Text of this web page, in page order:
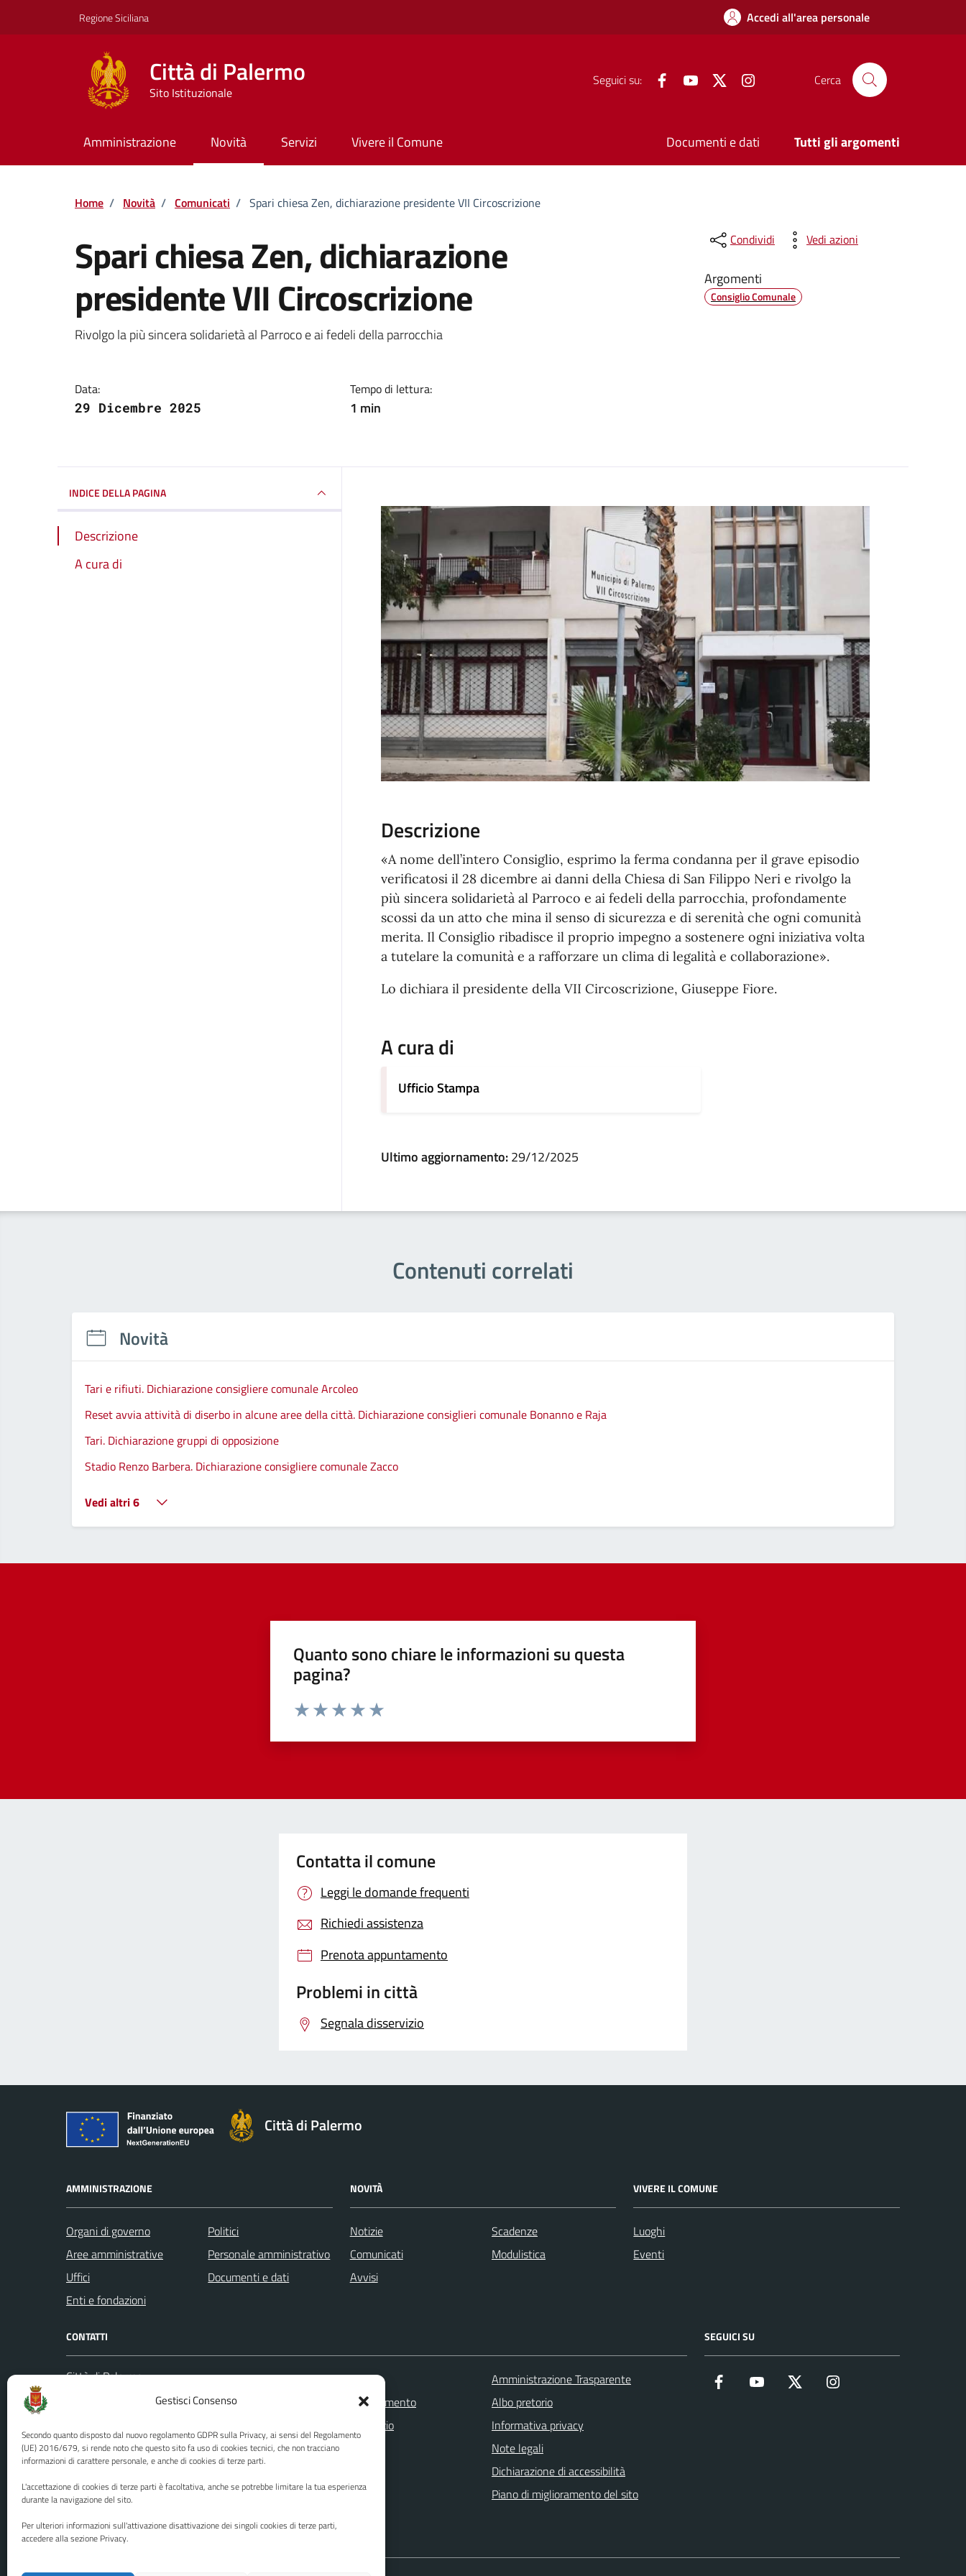
Gestisci Consenso
Secondo quanto disposto dal nuovo regolamento GDPR sulla Privacy, ai sensi del Regolamento
(UE) 2016/679, si rende noto che questo sito fa uso di cookies tecnici, che non tracciano
informazioni di carattere personale, e anche di cookies di terze parti.
L'accettazione di cookies di terze parti è facoltativa, anche se potrebbe limitare la tua esperienza
durante la navigazione del sito.
Per ulteriori informazioni sull'attivazione disattivazione dei singoli cookies di terze parti,
accedere alla sezione Privacy.
Regione Siciliana Accedi all'area personale
Città di Palermo
Sito Istituzionale
Seguici su: FacebookYouTube Twitter Cerca
Amministrazione Novità Servizi Vivere il Comune Documenti e dati Tutti gli argomenti
Home / Novità / Comunicati / Spari chiesa Zen, dichiarazione presidente VII Circoscrizione
Spari chiesa Zen, dichiarazione
presidente VII Circoscrizione
Dettagli della notizia
Rivolgo la più sincera solidarietà al Parroco e ai fedeli della parrocchia
Data:
29 Dicembre 2025
Tempo di lettura:
1 min
Condividi Vedi azioni
Argomenti
Consiglio Comunale
INDICE DELLA PAGINA
Descrizione
A cura di
Descrizione
«A nome dell’intero Consiglio, esprimo la ferma condanna per il grave episodio
verificatosi il 28 dicembre ai danni della Chiesa di San Filippo Neri e rivolgo la
più sincera solidarietà al Parroco e ai fedeli della parrocchia, profondamente
scossi da un atto che mina il senso di sicurezza e di serenità che ogni comunità
merita. Il Consiglio ribadisce il proprio impegno a sostenere ogni iniziativa volta
a tutelare la comunità e a rafforzare un clima di legalità e collaborazione».
Lo dichiara il presidente della VII Circoscrizione, Giuseppe Fiore.
A cura di
Ufficio Stampa
Ultimo aggiornamento:29/12/2025
Contenuti correlati
Novità
Tari e rifiuti. Dichiarazione consigliere comunale Arcoleo
Reset avvia attività di diserbo in alcune aree della città. Dichiarazione consiglieri comunale Bonanno e Raja
Tari. Dichiarazione gruppi di opposizione
Stadio Renzo Barbera. Dichiarazione consigliere comunale Zacco
Vedi altri 6
Quanto sono chiare le informazioni su questa
pagina?
Contatta il comune
Leggi le domande frequenti
Richiedi assistenza
Prenota appuntamento
Problemi in città
Segnala disservizio
Città di Palermo
AMMINISTRAZIONE
Organi di governo
Aree amministrative
Uffici
Enti e fondazioni
Politici
Personale amministrativo
Documenti e dati
NOVITÀ
Notizie
Comunicati
Avvisi
Scadenze
Modulistica
VIVERE IL COMUNE
Luoghi
Eventi
CONTATTI
Città di Palermo
Codice fiscale / P. IVA:80016350821
U.O. Ufficio Relazioni con il Pubblico
(URP)
Numero verde: 0917401111
PEC:protocollo@cert.comune.palermo.it
Leggi le FAQ
Prenotazione appuntamento
Segnalazione disservizio
Richiesta assistenza
Amministrazione Trasparente
Albo pretorio
Informativa privacy
Note legali
Dichiarazione di accessibilità
Piano di miglioramento del sito
SEGUICI SU
Facebook YouTube Twitter